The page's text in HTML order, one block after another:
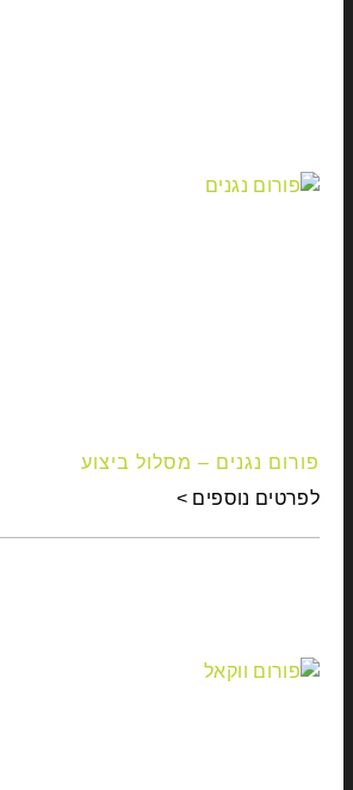
פורום נגנים – מסלול ביצוע
לפרטים נוספים >